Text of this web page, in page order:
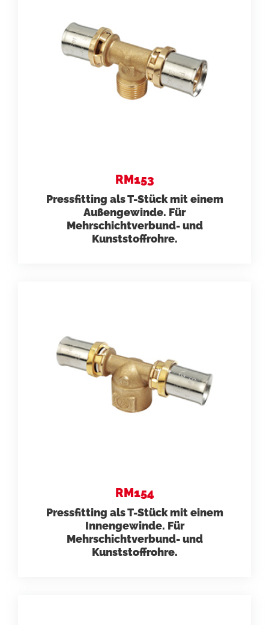
RM153
Pressfitting als T-Stück mit einem
Außengewinde. Für
Mehrschichtverbund- und
Kunststoffrohre.
RM154
Pressfitting als T-Stück mit einem
Innengewinde. Für
Mehrschichtverbund- und
Kunststoffrohre.